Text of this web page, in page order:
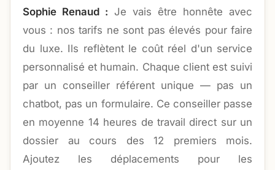
Sophie Renaud : Je vais être honnête avec
vous : nos tarifs ne sont pas élevés pour faire
du luxe. Ils reflètent le coût réel d'un service
personnalisé et humain. Chaque client est suivi
par un conseiller référent unique — pas un
chatbot, pas un formulaire. Ce conseiller passe
en moyenne 14 heures de travail direct sur un
dossier au cours des 12 premiers mois.
Ajoutez les déplacements pour les